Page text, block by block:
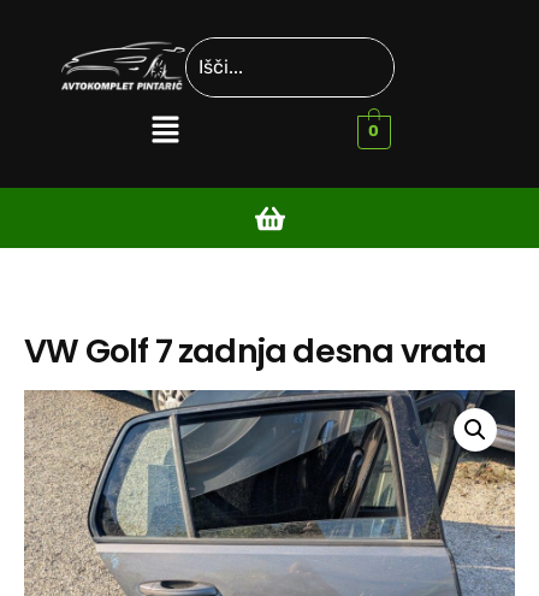
0
VW Golf 7 zadnja desna vrata